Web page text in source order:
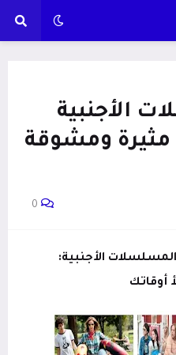
الأجنبية
مثيرة ومشوقة
0
الأجنبية:
أوقاتك